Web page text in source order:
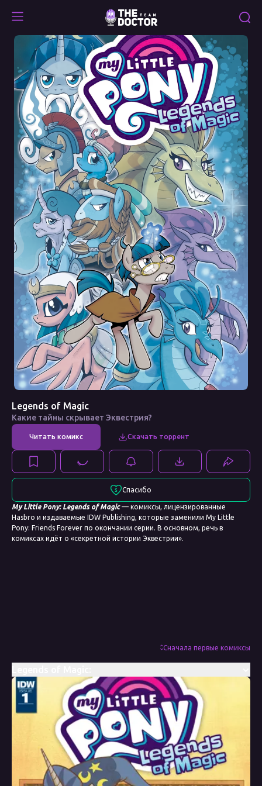
Legends
Legends of Magic
Какие тайны скрывает Эквестрия?
Спасибо
My Little Pony: Legends of Magic— комиксы, лицензированные
Hasbro и издаваемые IDW Publishing, которые заменили My Little
Pony: Friends Forever по окончании серии. В основном, речь в
комиксах идёт о «секретной истории Эквестрии».
Сначала первые комиксы